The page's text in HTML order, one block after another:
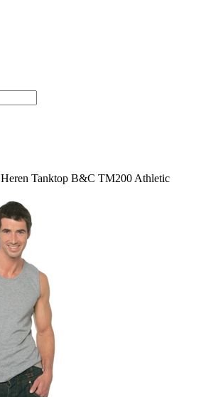
Heren Tanktop B&C TM200 Athletic